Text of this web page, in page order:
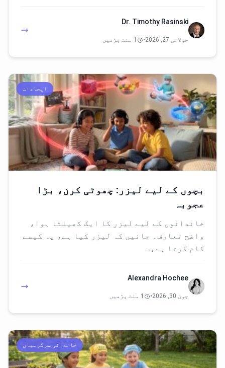
Dr. Timothy Rasinski
جولائی 27, 2026 • 1 منٹ پڑھیں
ایجادات
بچوں کے لیے لیزر: چھوٹی کرن، بڑا
عجوبہ
خاندانوں کے لیے لیزر کا ایک کھیلتا ہوا،
واضح تعارف۔ جانیں کہ لیزر کیا ہے، یہ کیسے
کام کرتا ہے،…
Alexandra Hochee
جون 30, 2026 • 1 منٹ پڑھیں
خاندانی سرگرمیاں